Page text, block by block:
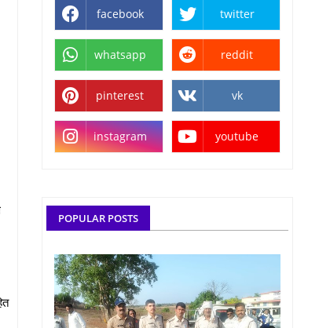
facebook twitter
whatsapp reddit
pinterest vk
instagram youtube
POPULAR POSTS